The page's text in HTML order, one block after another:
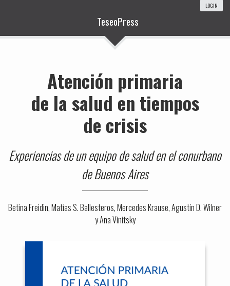
LOGIN
TeseoPress
Atención primaria
de la salud en tiempos
de crisis
Experiencias de un equipo de salud en el conurbano
de Buenos Aires
Betina Freidin, Matías S. Ballesteros, Mercedes Krause, Agustín D. Wilner
y Ana Vinitsky